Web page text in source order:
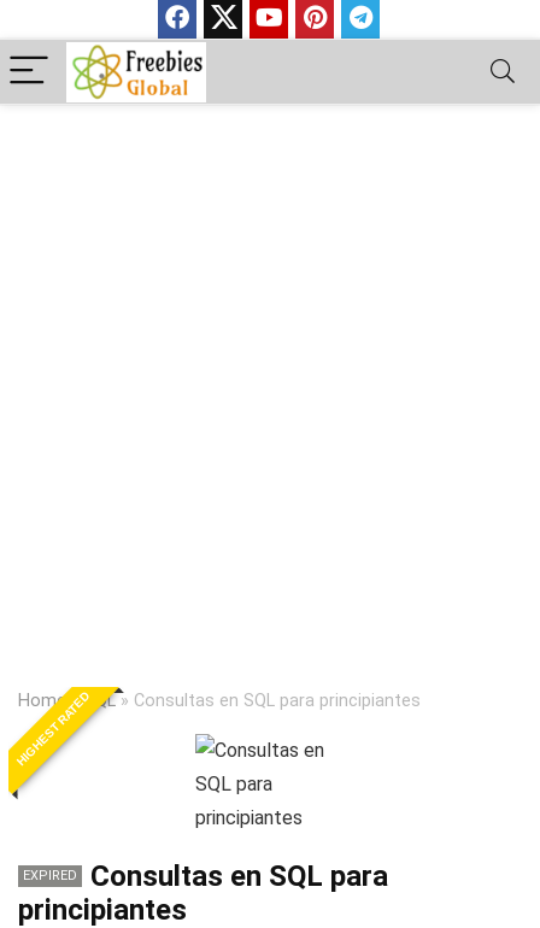
Home»SQL » Consultas en SQL para principiantes
HIGHEST RATED
EXPIRED
Consultas en SQL para
principiantes